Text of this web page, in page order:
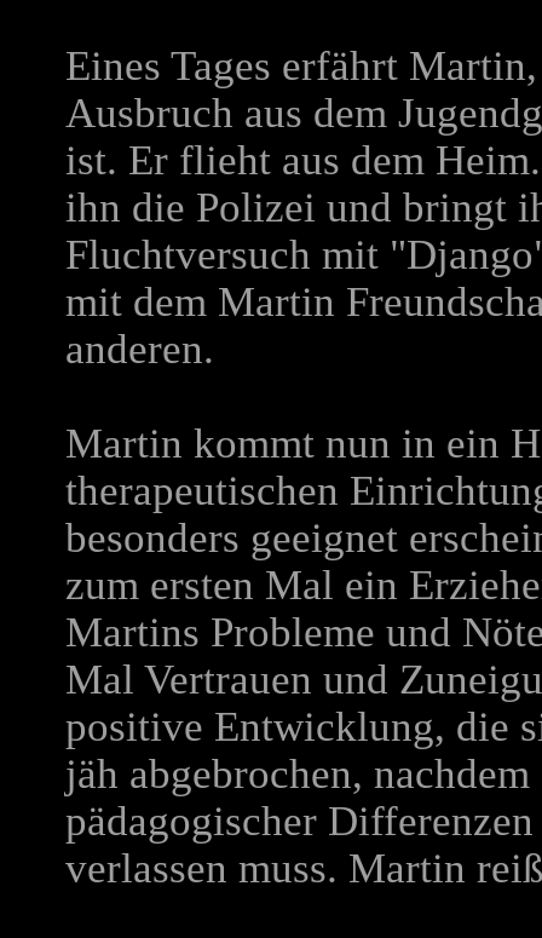
Eines Tages erfährt
Ausbruch aus dem
ist. Er flieht aus dem
ihn die Polizei und bringt
Fluchtversuch mit
mit dem Martin
anderen.
Martin kommt nun in ein
therapeutischen
besonders geeignet
zum ersten Mal ein
Martins Probleme und
Mal Vertrauen und
positive Entwicklung, die
jäh abgebrochen,
pädagogischer
verlassen muss. Martin